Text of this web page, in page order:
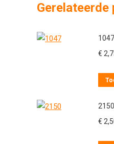
Gerelateerde
1047
€
2150
€